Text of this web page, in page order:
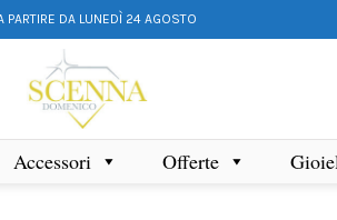
PARTIRE DA LUNEDÌ 24 AGOSTO
Accessori Offerte